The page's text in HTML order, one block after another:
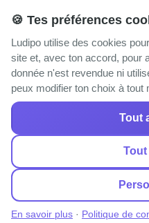
Inscription gratuite
Espace parent
À propos
© 2025–2026 Ludipo. Fait
Mentions légales·
🍪 Tes préférences
Ludipo utilise des cookies
site et, avec ton accord, pour
donnée n'est revendue ni
peux modifier ton choix à tout
Tout
En savoir plus · Politique de